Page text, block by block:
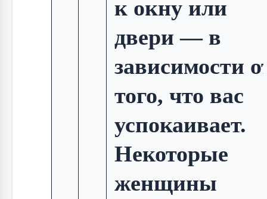
к окну или
двери — в
зависимости
того, что вас
успокаивает.
Некоторые
женщины